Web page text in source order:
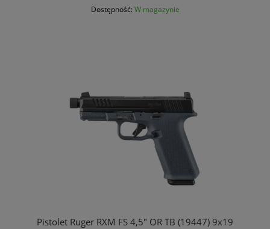
Dostępność: W magazynie
Pistolet Ruger RXM FS 4,5" OR TB (19447) 9x19